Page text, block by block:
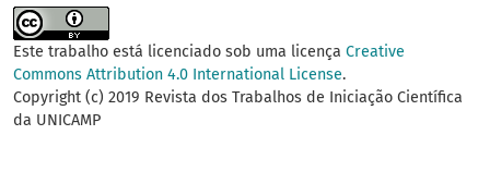
Este trabalho está licenciado sob uma licença Creative
Commons Attribution 4.0 International License.
Copyright (c) 2019 Revista dos Trabalhos de Iniciação Científica
da UNICAMP